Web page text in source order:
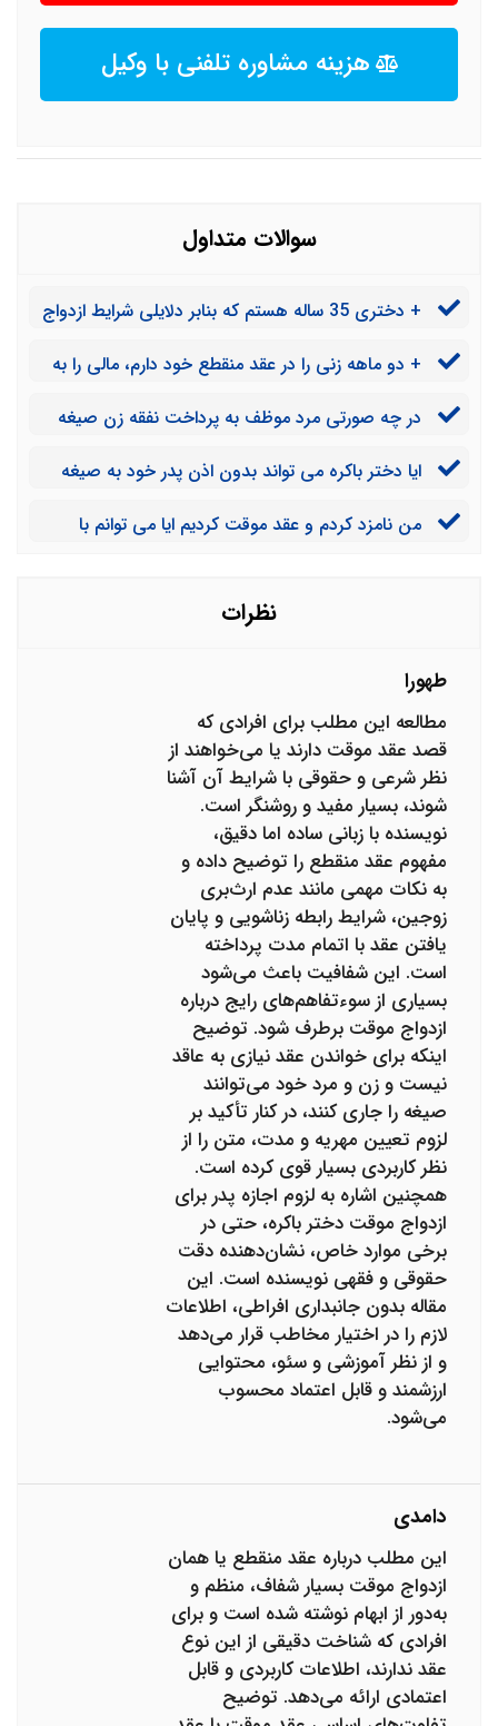
هزینه مشاوره تلفنی با وکیل
سوالات متداول
+ دختری 35 ساله هستم که بنابر دلایلی شرایط ازدواج
انجام دهم آیا برای این کار نیاز به اجازه پدر است؟
+ دو ماهه زنی را در عقد منقطع خود دارم، مالی را به
اما زن مهریه را می خواهد آیا می توانم مدت باقیمانده را
در چه صورتی مرد موظف به پرداخت نفقه زن صیغه
ایا دختر باکره می تواند بدون اذن پدر خود به صیغه
من نامزد کردم و عقد موقت کردیم ایا می توانم با
نظرات
طهورا
مطالعه این مطلب برای افرادی که
قصد عقد موقت دارند یا می‌خواهند از
نظر شرعی و حقوقی با شرایط آن آشنا
شوند، بسیار مفید و روشنگر است.
نویسنده با زبانی ساده اما دقیق،
مفهوم عقد منقطع را توضیح داده و
به نکات مهمی مانند عدم ارث‌بری
زوجین، شرایط رابطه زناشویی و پایان
یافتن عقد با اتمام مدت پرداخته
است. این شفافیت باعث می‌شود
بسیاری از سوءتفاهم‌های رایج درباره
ازدواج موقت برطرف شود. توضیح
اینکه برای خواندن عقد نیازی به عاقد
نیست و زن و مرد خود می‌توانند
صیغه را جاری کنند، در کنار تأکید بر
لزوم تعیین مهریه و مدت، متن را از
نظر کاربردی بسیار قوی کرده است.
همچنین اشاره به لزوم اجازه پدر برای
ازدواج موقت دختر باکره، حتی در
برخی موارد خاص، نشان‌دهنده دقت
حقوقی و فقهی نویسنده است. این
مقاله بدون جانبداری افراطی، اطلاعات
لازم را در اختیار مخاطب قرار می‌دهد
و از نظر آموزشی و سئو، محتوایی
ارزشمند و قابل اعتماد محسوب
می‌شود.
دامدی
این مطلب درباره عقد منقطع یا همان
ازدواج موقت بسیار شفاف، منظم و
به‌دور از ابهام نوشته شده است و برای
افرادی که شناخت دقیقی از این نوع
عقد ندارند، اطلاعات کاربردی و قابل
اعتمادی ارائه می‌دهد. توضیح